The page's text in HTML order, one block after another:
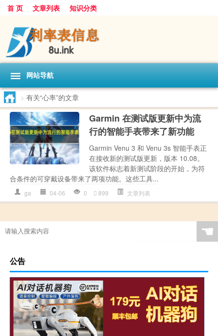
首 页 文章列表 知识分类
网站导航
> 有关“心率”的文章
Garmin 在测试版更新中为流
行的智能手表带来了新功能
Garmin Venu 3 和 Venu 3s 智能手表正
在接收新的测试版更新，版本 10.08。
该软件标志着新测试阶段的开始，为符
合条件的可穿戴设备带来了两项功能。这些工具...
ga 04-06 0 899 文章列表
☚
公告